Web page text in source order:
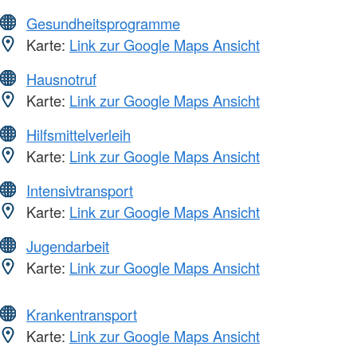
Gesundheitsprogramme
Karte: Link zur Google Maps Ansicht
Hausnotruf
Karte: Link zur Google Maps Ansicht
Hilfsmittelverleih
Karte: Link zur Google Maps Ansicht
Intensivtransport
Karte: Link zur Google Maps Ansicht
Jugendarbeit
Karte: Link zur Google Maps Ansicht
Krankentransport
Karte: Link zur Google Maps Ansicht